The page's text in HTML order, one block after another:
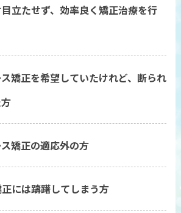
立たせず、効率良く矯正治療を行
矯正を希望していたけれど、断られ
矯正の適応外の方
には躊躇してしまう方